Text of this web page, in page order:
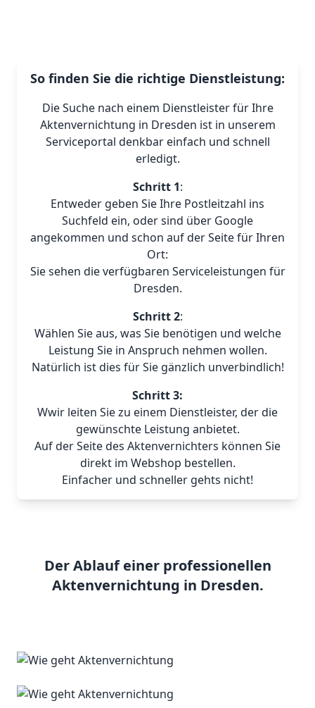
So finden Sie die richtige Dienstleistung:
Die Suche nach einem Dienstleister für Ihre
Aktenvernichtung in Dresden ist in unserem
Serviceportal denkbar einfach und schnell
erledigt.
Schritt 1:
Entweder geben Sie Ihre Postleitzahl ins
Suchfeld ein, oder sind über Google
angekommen und schon auf der Seite für Ihren
Ort:
Sie sehen die verfügbaren Serviceleistungen für
Dresden.
Schritt 2:
Wählen Sie aus, was Sie benötigen und welche
Leistung Sie in Anspruch nehmen wollen.
Natürlich ist dies für Sie gänzlich unverbindlich!
Schritt 3:
Wwir leiten Sie zu einem Dienstleister, der die
gewünschte Leistung anbietet.
Auf der Seite des Aktenvernichters können Sie
direkt im Webshop bestellen.
Einfacher und schneller gehts nicht!
Der Ablauf einer professionellen
Aktenvernichtung in Dresden.